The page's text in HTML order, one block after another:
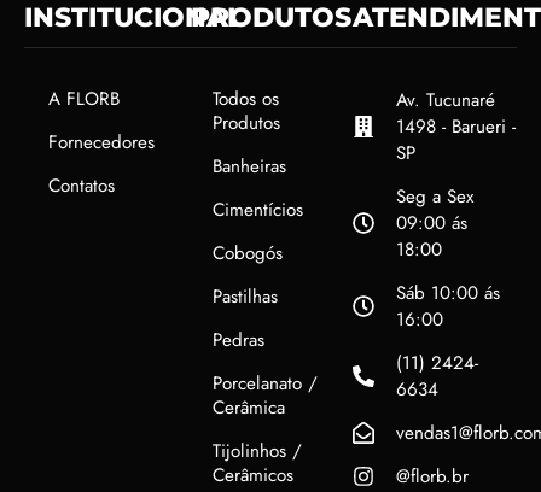
INSTITUCIONAL
A FLORB
Fornecedores
Contatos
PRODUTOS
Todos os
Produtos
Banheiras
Cimentícios
Cobogós
Pastilhas
Pedras
Porcelanato /
Cerâmica
Tijolinhos /
Cerâmicos
Av. Tucunaré
1498 - Barueri -
SP
Seg a Sex
09:00 ás
18:00
Sáb 10:00 ás
16:00
(11) 2424-
6634
@florb.br